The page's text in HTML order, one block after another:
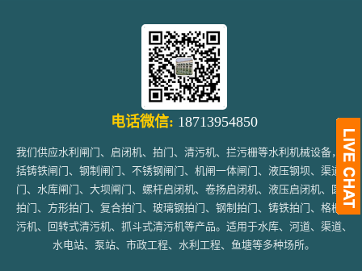
电话微信: 18713954850
我们供应水利闸门、启闭机、拍门、清污机、拦污栅等水利机械设备，包
括铸铁闸门、钢制闸门、不锈钢闸门、机闸一体闸门、液压钢坝、渠道闸
门、水库闸门、大坝闸门、螺杆启闭机、卷扬启闭机、液压启闭机、圆形
拍门、方形拍门、复合拍门、玻璃钢拍门、钢制拍门、铸铁拍门、格栅清
污机、回转式清污机、抓斗式清污机等产品。适用于水库、河道、渠道、
水电站、泵站、市政工程、水利工程、鱼塘等多种场所。